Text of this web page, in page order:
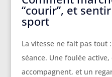
“courir”, et
sport
La vitesse ne fait pas tout
séance. Une foulée
accompagnent, et un